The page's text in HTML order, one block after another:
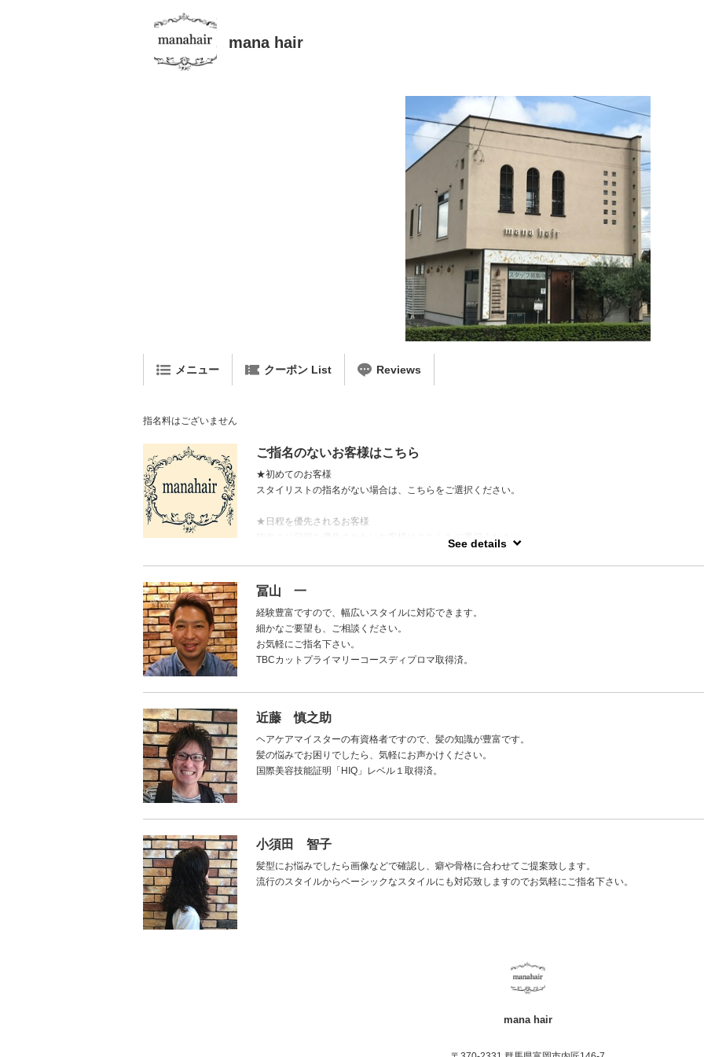
mana hair
メニュー クーポン List Reviews
指名料はございません
ご指名のないお客様はこちら
★初めてのお客様
スタイリストの指名がない場合は、こちらをご選択ください。
★日程を優先されるお客様
指名より日程を優先されたいお客様はこちらをご選択ください。
担当不在の際でも変わらず対応できますのでご安心ください。
See details
冨山 一
経験豊富ですので、幅広いスタイルに対応できます。
細かなご要望も、ご相談ください。
お気軽にご指名下さい。
TBCカットプライマリーコースディプロマ取得済。
近藤 慎之助
ヘアケアマイスターの有資格者ですので、髪の知識が豊富です。
髪の悩みでお困りでしたら、気軽にお声かけください。
国際美容技能証明「HIQ」レベル１取得済。
小須田 智子
髪型にお悩みでしたら画像などで確認し、癖や骨格に合わせてご提案致します。
流行のスタイルからベーシックなスタイルにも対応致しますのでお気軽にご指名下さい。
mana hair